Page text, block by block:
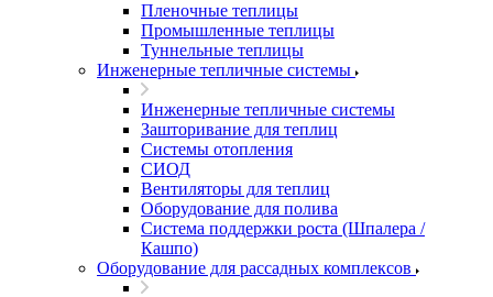
Пленочные теплицы
Промышленные теплицы
Туннельные теплицы
Инженерные тепличные системы
Инженерные тепличные системы
Зашторивание для теплиц
Системы отопления
СИОД
Вентиляторы для теплиц
Оборудование для полива
Система поддержки роста (Шпалера /
Кашпо)
Оборудование для рассадных комплексов